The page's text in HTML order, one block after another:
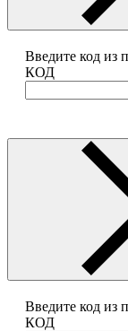
Введите код из
КОД
Введите код из
КОД